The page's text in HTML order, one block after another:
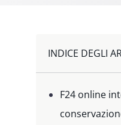
INDICE DEGLI
F24 online